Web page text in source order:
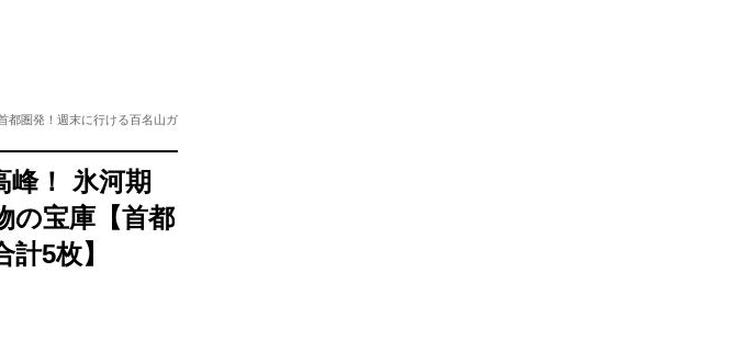
都圏発！週末に行ける百名山ガ
峰！ 氷河期
の宝庫【首都
5枚】